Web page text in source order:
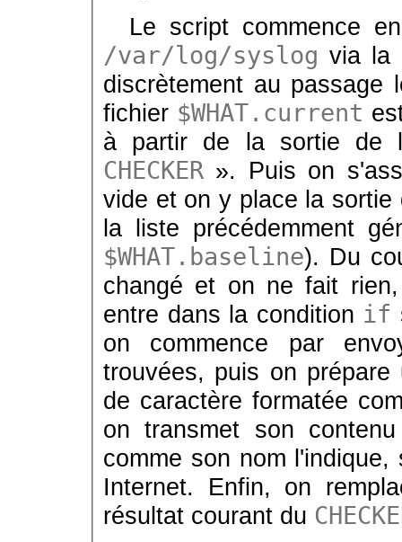
Le script commence
/var/log/syslog via la
discrètement au passage
fichier $WHAT.current
à partir de la sortie de
CHECKER ». Puis on
vide et on y place la
la liste précédemment
$WHAT.baseline). Du
changé et on ne fait
entre dans la condition if
on commence par
trouvées, puis on
de caractère formatée
on transmet son
comme son nom
Internet. Enfin, on
résultat courant du